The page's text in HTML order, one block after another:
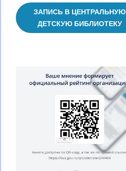
ЗАПИСЬ В ЦЕНТРАЛЬНУЮ
ДЕТСКУЮ БИБЛИОТЕКУ